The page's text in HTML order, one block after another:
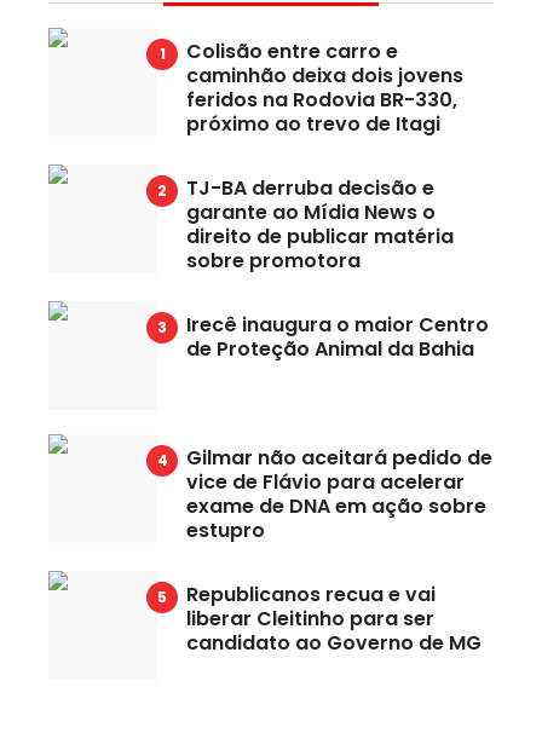
Colisão entre carro e
caminhão deixa dois jovens
feridos na Rodovia BR-330,
próximo ao trevo de Itagi
TJ-BA derruba decisão e
garante ao Mídia News o
direito de publicar matéria
sobre promotora
Irecê inaugura o maior Centro
de Proteção Animal da Bahia
Gilmar não aceitará pedido de
vice de Flávio para acelerar
exame de DNA em ação sobre
estupro
Republicanos recua e vai
liberar Cleitinho para ser
candidato ao Governo de MG